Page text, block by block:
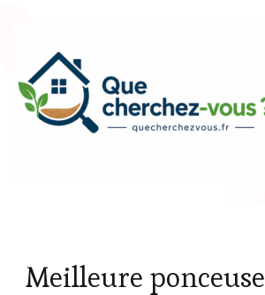
Meilleure ponceuse